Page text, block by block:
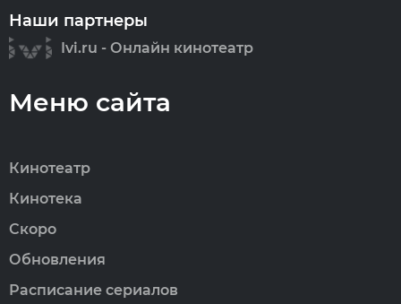
Наши партнеры
Ivi.ru - Онлайн кинотеатр
Меню сайта
Кинотеатр
Кинотека
Скоро
Обновления
Расписание сериалов